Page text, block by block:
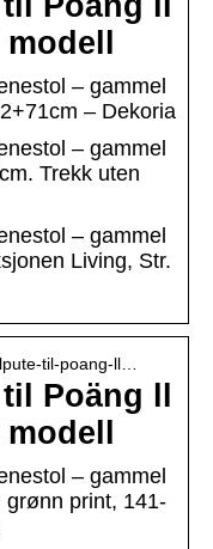
– gammel
– Dekoria
– gammel
Trekk uten
– gammel
Living, Str.
til-poang-ll…
Poäng ll
– gammel
grønn print, 141-